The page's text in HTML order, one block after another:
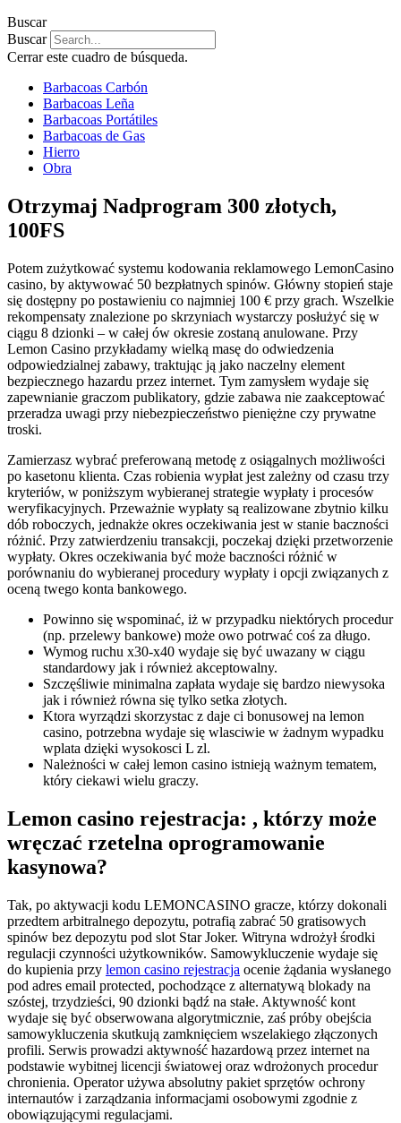
Buscar
Buscar
Cerrar este cuadro de búsqueda.
Barbacoas Carbón
Barbacoas Leña
Barbacoas Portátiles
Barbacoas de Gas
Hierro
Obra
Otrzymaj Nadprogram 300 złotych,
100FS
Potem zużytkować systemu kodowania reklamowego LemonCasino
casino, by aktywować 50 bezpłatnych spinów. Główny stopień staje
się dostępny po postawieniu co najmniej 100 € przy grach. Wszelkie
rekompensaty znalezione po skrzyniach wystarczy posłużyć się w
ciągu 8 dzionki – w całej ów okresie zostaną anulowane. Przy
Lemon Casino przykładamy wielką masę do odwiedzenia
odpowiedzialnej zabawy, traktując ją jako naczelny element
bezpiecznego hazardu przez internet. Tym zamysłem wydaje się
zapewnianie graczom publikatory, gdzie zabawa nie zaakceptować
przeradza uwagi przy niebezpieczeństwo pieniężne czy prywatne
troski.
Zamierzasz wybrać preferowaną metodę z osiągalnych możliwości
po kasetonu klienta. Czas robienia wypłat jest zależny od czasu trzy
kryteriów, w poniższym wybieranej strategie wypłaty i procesów
weryfikacyjnych. Przeważnie wypłaty są realizowane zbytnio kilku
dób roboczych, jednakże okres oczekiwania jest w stanie baczności
różnić. Przy zatwierdzeniu transakcji, poczekaj dzięki przetworzenie
wypłaty. Okres oczekiwania być może baczności różnić w
porównaniu do wybieranej procedury wypłaty i opcji związanych z
oceną twego konta bankowego.
Powinno się wspominać, iż w przypadku niektórych procedur
(np. przelewy bankowe) może owo potrwać coś za długo.
Wymog ruchu x30-x40 wydaje się być uwazany w ciągu
standardowy jak i również akceptowalny.
Szczęśliwie minimalna zapłata wydaje się bardzo niewysoka
jak i również równa się tylko setka złotych.
Ktora wyrządzi skorzystac z daje ci bonusowej na lemon
casino, potrzebna wydaje się wlasciwie w żadnym wypadku
wplata dzięki wysokosci L zl.
Należności w całej lemon casino istnieją ważnym tematem,
który ciekawi wielu graczy.
Lemon casino rejestracja: , którzy może
wręczać rzetelna oprogramowanie
kasynowa?
Tak, po aktywacji kodu LEMONCASINO gracze, którzy dokonali
przedtem arbitralnego depozytu, potrafią zabrać 50 gratisowych
spinów bez depozytu pod slot Star Joker​. Witryna wdrożył środki
regulacji czynności użytkowników. Samowykluczenie wydaje się
do kupienia przy lemon casino rejestracja ocenie żądania wysłanego
pod adres email protected, pochodzące z alternatywą blokady na
szóstej, trzydzieści, 90 dzionki bądź na stałe. Aktywność kont
wydaje się być obserwowana algorytmicznie, zaś próby obejścia
samowykluczenia skutkują zamknięciem wszelakiego złączonych
profili. Serwis prowadzi aktywność hazardową przez internet na
podstawie wybitnej licencji światowej oraz wdrożonych procedur
chronienia. Operator używa absolutny pakiet sprzętów ochrony
internautów i zarządzania informacjami osobowymi zgodnie z
obowiązującymi regulacjami.